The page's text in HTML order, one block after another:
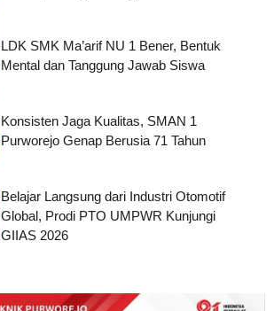
LDK SMK Ma’arif NU 1 Bener, Bentuk
Mental dan Tanggung Jawab Siswa
Konsisten Jaga Kualitas, SMAN 1
Purworejo Genap Berusia 71 Tahun
Belajar Langsung dari Industri Otomotif
Global, Prodi PTO UMPWR Kunjungi
GIIAS 2026